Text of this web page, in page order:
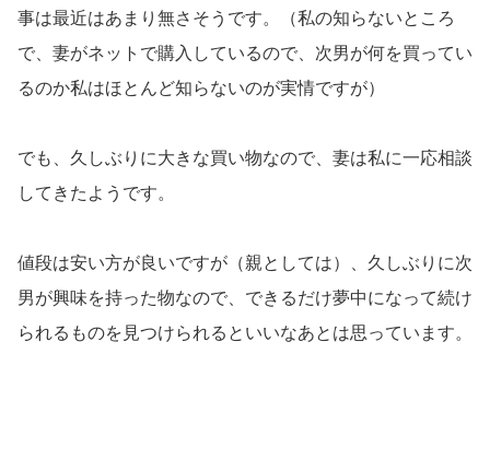
事は最近はあまり無さそうです。（私の知らないところ
で、妻がネットで購入しているので、次男が何を買ってい
るのか私はほとんど知らないのが実情ですが）
でも、久しぶりに大きな買い物なので、妻は私に一応相談
してきたようです。
値段は安い方が良いですが（親としては）、久しぶりに次
男が興味を持った物なので、できるだけ夢中になって続け
られるものを見つけられるといいなあとは思っています。